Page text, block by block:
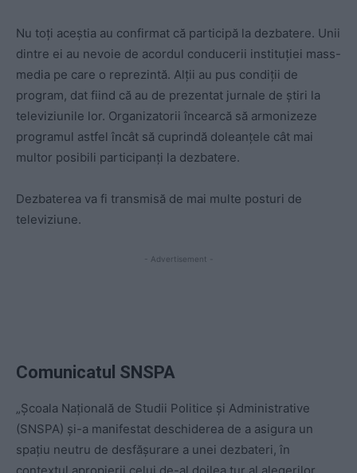
Nu toți aceștia au confirmat că participă la dezbatere. Unii
dintre ei au nevoie de acordul conducerii instituției mass-
media pe care o reprezintă. Alții au pus condiții de
program, dat fiind că au de prezentat jurnale de știri la
televiziunile lor. Organizatorii încearcă să armonizeze
programul astfel încât să cuprindă doleanțele cât mai
multor posibili participanți la dezbatere.
Dezbaterea va fi transmisă de mai multe posturi de
televiziune.
- Advertisement -
Comunicatul SNSPA
„Școala Națională de Studii Politice și Administrative
(SNSPA) și-a manifestat deschiderea de a asigura un
spațiu neutru de desfășurare a unei dezbateri, în